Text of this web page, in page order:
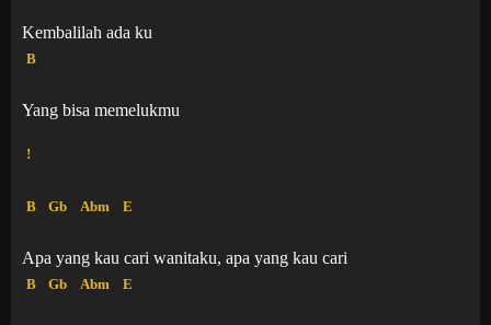
Kembalilah ada ku
B
Yang bisa memelukmu
!
B Gb Abm E
Apa yang kau cari wanitaku, apa yang kau cari
B Gb Abm E